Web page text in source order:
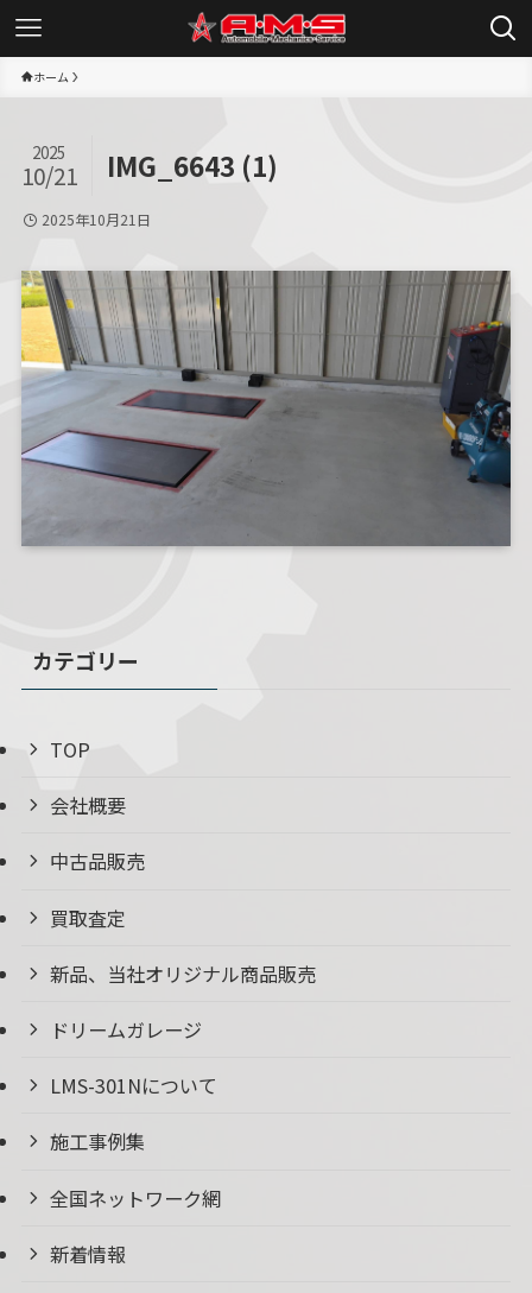
ホーム
IMG_6643 (1)
2025
10/21
2025年10月21日
カテゴリー
TOP
会社概要
中古品販売
買取査定
新品、当社オリジナル商品販売
ドリームガレージ
LMS-301Nについて
施工事例集
全国ネットワーク網
新着情報